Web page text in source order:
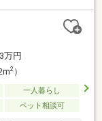
万円
2）
一人暮らし
ペット相談可